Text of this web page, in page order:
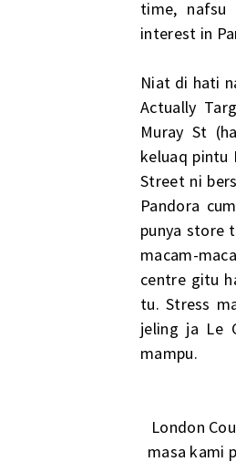
time, nafsu
interest in
Niat di hati
Actually
Muray St
keluaq pintu
Street ni
Pandora
punya store
macam-
centre gitu
tu. Stress
jeling ja Le
mampu.
London
masa kami